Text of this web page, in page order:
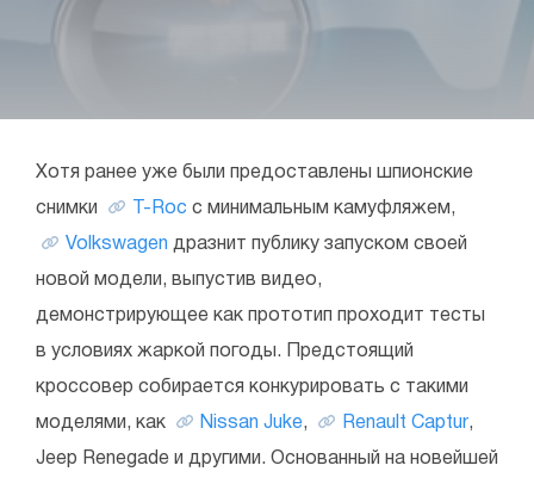
Хотя ранее уже были предоставлены шпионские
снимки T-Roc с минимальным камуфляжем,
Volkswagen дразнит публику запуском своей
новой модели, выпустив видео,
демонстрирующее как прототип проходит тесты
в условиях жаркой погоды. Предстоящий
кроссовер собирается конкурировать с такими
моделями, как Nissan Juke, Renault Captur,
Jeep Renegade и другими. Основанный на новейшей